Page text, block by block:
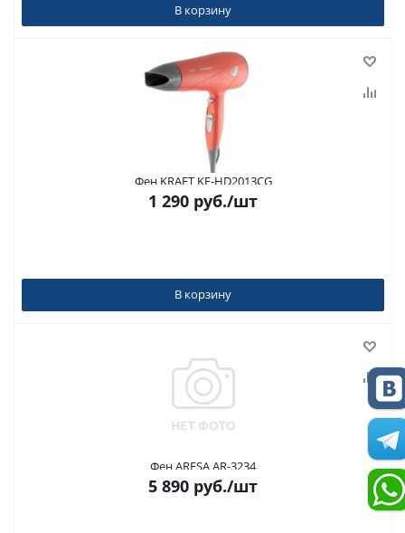
В корзину
Фен KRAFT KF-HD2013CG
1 290 руб./шт
В корзину
Фен ARESA AR-3234
5 890 руб./шт